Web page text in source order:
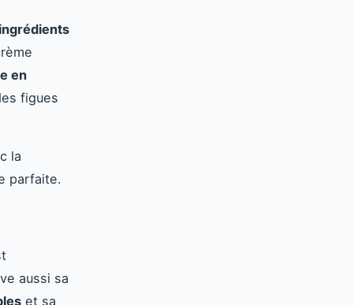
ingrédients
en
figues
la
parfaite.
aussi sa
et sa